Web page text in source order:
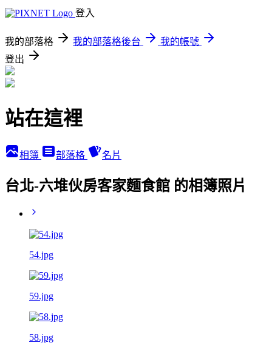
登入
我的部落格 我的部落格後台
我的帳號
登出
站在這裡
相簿 部落格 名片
台北-六堆伙房客家麵食館 的相簿照片
54.jpg
59.jpg
58.jpg